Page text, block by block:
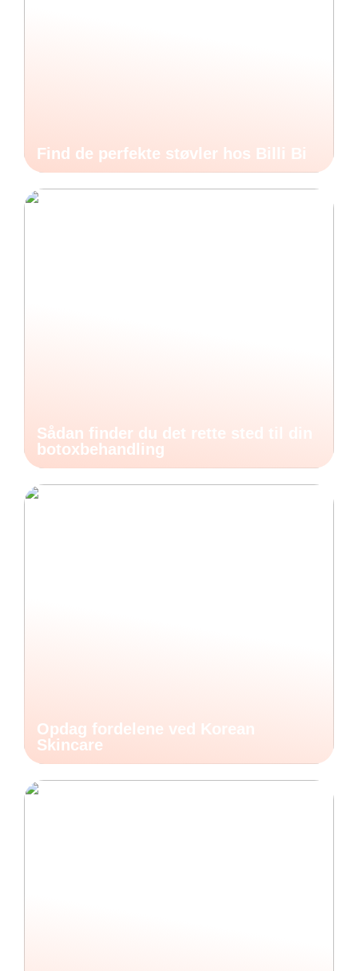
Find de perfekte støvler hos Billi Bi
Sådan finder du det rette sted til din
botoxbehandling
Opdag fordelene ved Korean
Skincare